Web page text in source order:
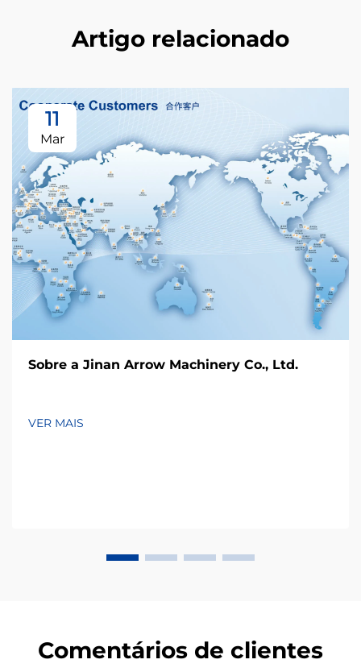
Artigo relacionado
11
Mar
Sobre a Jinan Arrow Machinery Co., Ltd.
VER MAIS
Comentários de clientes